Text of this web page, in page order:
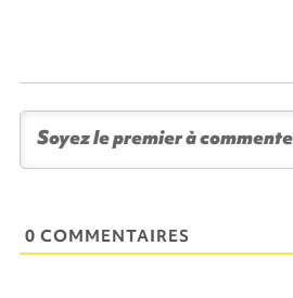
0 COMMENTAIRES